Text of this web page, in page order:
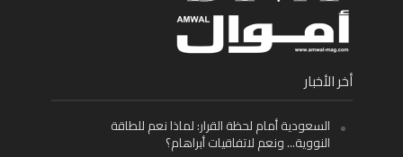
أخر الأخبار
السعودية أمام لحظة القرار: لماذا نعم للطاقة
النووية… ونعم لاتفاقيات أبراهام؟